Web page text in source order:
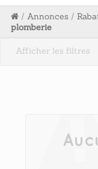
/ Annonces /
plomberie
Afficher les filtres